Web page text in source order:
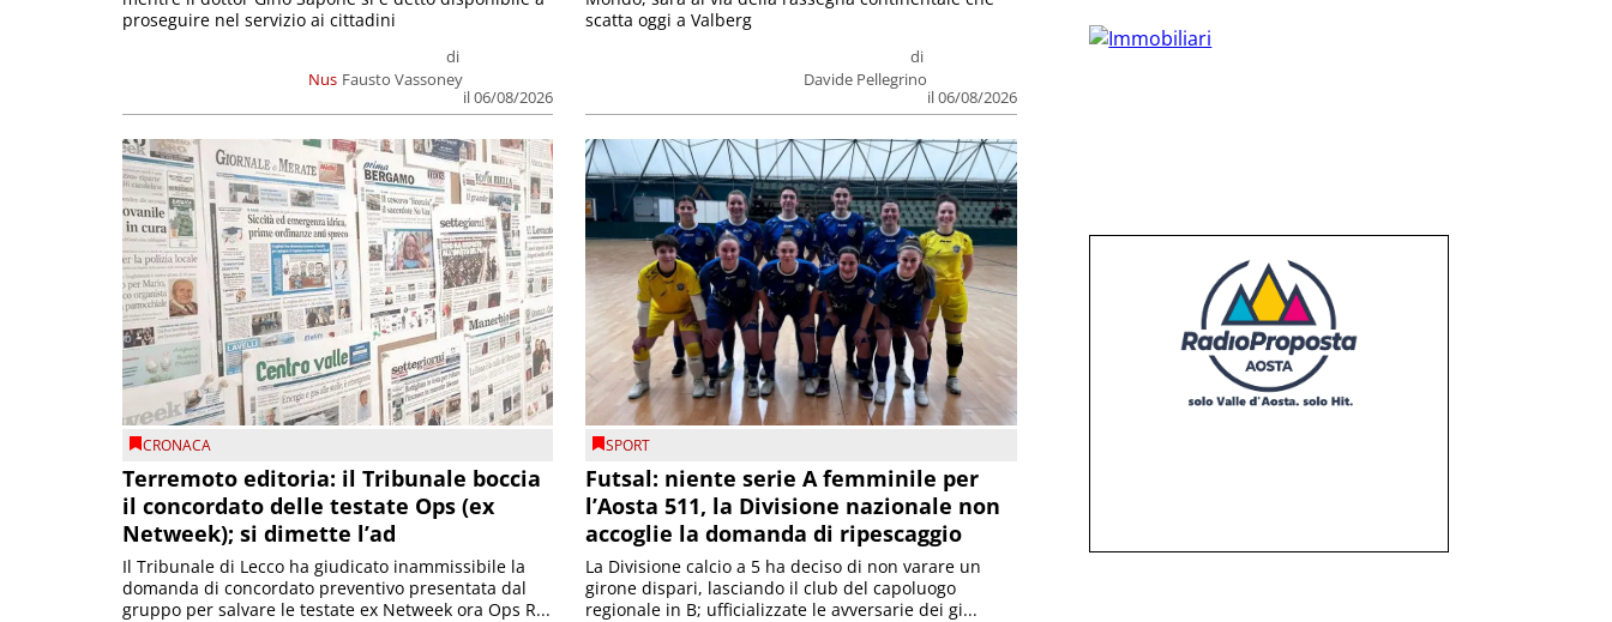
Nus
di
Fausto Vassoney
il 06/08/2026
proseguire nel servizio ai cittadini
di
Davide Pellegrino
il 06/08/2026
scatta oggi a Valberg
CRONACA
Terremoto editoria: il Tribunale boccia
il concordato delle testate Ops (ex
Netweek); si dimette l’ad
Il Tribunale di Lecco ha giudicato inammissibile la
domanda di concordato preventivo presentata dal
gruppo per salvare le testate ex Netweek ora Ops R...
SPORT
Futsal: niente serie A femminile per
l’Aosta 511, la Divisione nazionale non
accoglie la domanda di ripescaggio
La Divisione calcio a 5 ha deciso di non varare un
girone dispari, lasciando il club del capoluogo
regionale in B; ufficializzate le avversarie dei gi...